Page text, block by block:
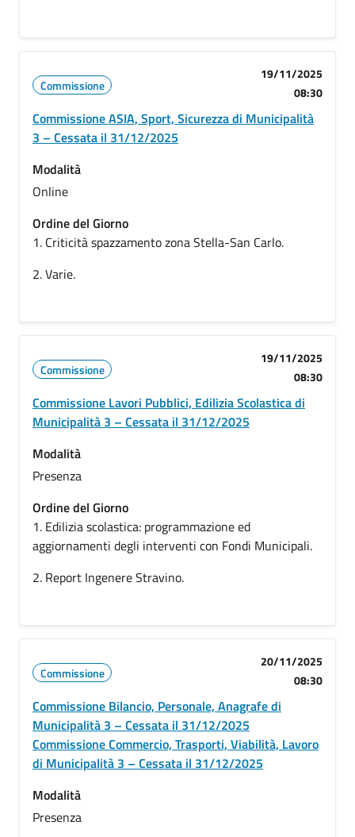
Commissione
19/11/2025
08:30
Commissione ASIA, Sport, Sicurezza di Municipalità
3 – Cessata il 31/12/2025
Modalità
Online
Ordine del Giorno
1. Criticità spazzamento zona Stella-San Carlo.
2. Varie.
Commissione
19/11/2025
08:30
Commissione Lavori Pubblici, Edilizia Scolastica di
Municipalità 3 – Cessata il 31/12/2025
Modalità
Presenza
Ordine del Giorno
1. Edilizia scolastica: programmazione ed
aggiornamenti degli interventi con Fondi Municipali.
2. Report Ingenere Stravino.
Commissione
20/11/2025
08:30
Commissione Bilancio, Personale, Anagrafe di
Municipalità 3 – Cessata il 31/12/2025
Commissione Commercio, Trasporti, Viabilità, Lavoro
di Municipalità 3 – Cessata il 31/12/2025
Modalità
Presenza